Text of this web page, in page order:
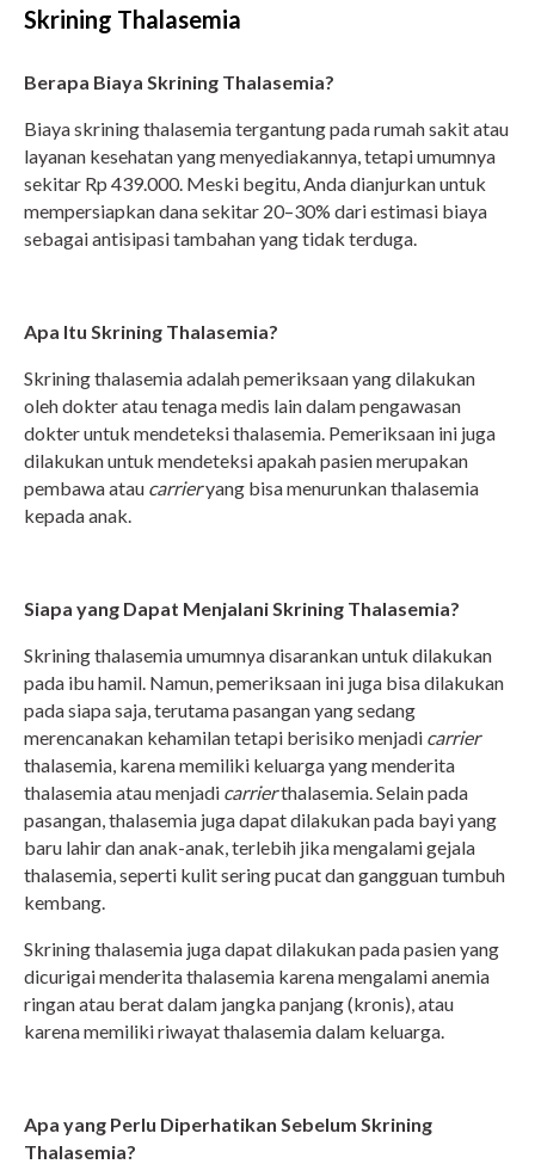
Skrining Thalasemia
Berapa Biaya Skrining Thalasemia?
Biaya skrining thalasemia tergantung pada rumah sakit atau
layanan kesehatan yang menyediakannya, tetapi umumnya
sekitar Rp 439.000. Meski begitu, Anda dianjurkan untuk
mempersiapkan dana sekitar 20–30% dari estimasi biaya
sebagai antisipasi tambahan yang tidak terduga.
Apa Itu Skrining Thalasemia?
Skrining thalasemia adalah pemeriksaan yang dilakukan
oleh dokter atau tenaga medis lain dalam pengawasan
dokter untuk mendeteksi thalasemia. Pemeriksaan ini juga
dilakukan untuk mendeteksi apakah pasien merupakan
pembawa atau carrieryang bisa menurunkan thalasemia
kepada anak.
Siapa yang Dapat Menjalani Skrining Thalasemia?
Skrining thalasemia umumnya disarankan untuk dilakukan
pada ibu hamil. Namun, pemeriksaan ini juga bisa dilakukan
pada siapa saja, terutama pasangan yang sedang
merencanakan kehamilan tetapi berisiko menjadi carrier
thalasemia, karena memiliki keluarga yang menderita
thalasemia atau menjadi carrierthalasemia. Selain pada
pasangan, thalasemia juga dapat dilakukan pada bayi yang
baru lahir dan anak-anak, terlebih jika mengalami gejala
thalasemia, seperti kulit sering pucat dan gangguan tumbuh
kembang.
Skrining thalasemia juga dapat dilakukan pada pasien yang
dicurigai menderita thalasemia karena mengalami anemia
ringan atau berat dalam jangka panjang (kronis), atau
karena memiliki riwayat thalasemia dalam keluarga.
Apa yang Perlu Diperhatikan Sebelum Skrining
Thalasemia?